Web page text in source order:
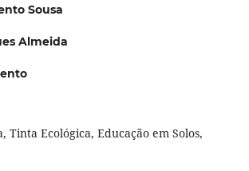
Sousa
Almeida
Tinta Ecológica, Educação em Solos,